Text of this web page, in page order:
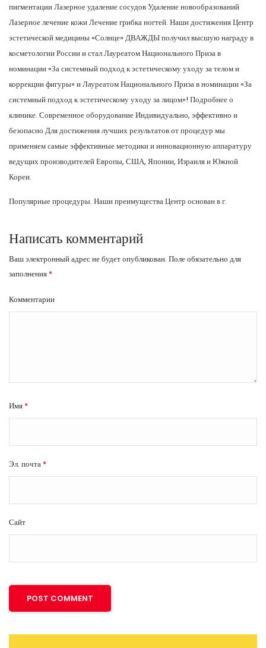
пигментации Лазерное удаление сосудов Удаление новообразований
Лазерное лечение кожи Лечение грибка ногтей. Наши достижения Центр
эстетической медицины «Солнце» ДВАЖДЫ получил высшую награду в
косметологии России и стал Лауреатом Национального Приза в
номинации «За системный подход к эстетическому уходу за телом и
коррекции фигуры» и Лауреатом Национального Приза в номинации «За
системный подход к эстетическому уходу за лицом»! Подробнее о
клинике. Современное оборудование Индивидуально, эффективно и
безопасно Для достижения лучших результатов от процедур мы
применяем самые эффективные методики и инновационную аппаратуру
ведущих производителей Европы, США, Японии, Израиля и Южной
Кореи.
Популярные процедуры. Наши преимущества Центр основан в г.
Написать комментарий
Ваш электронный адрес не будет опубликован. Поле обязательно для
заполнения *
Комментарии
Имя *
Эл. почта *
Сайт